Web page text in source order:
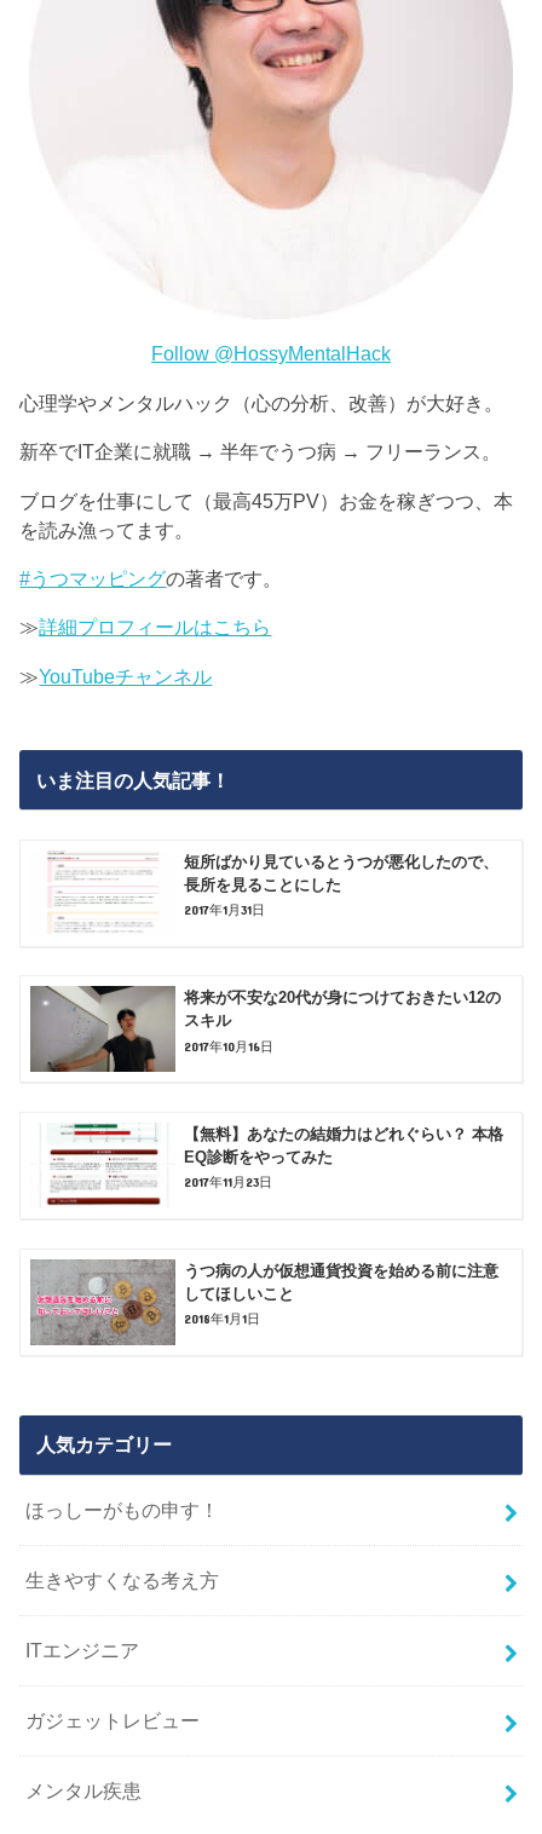
Follow @HossyMentalHack
心理学やメンタルハック（心の分析、改善）が大好き。
新卒でIT企業に就職 → 半年でうつ病 → フリーランス。
ブログを仕事にして（最高45万PV）お金を稼ぎつつ、本
を読み漁ってます。
#うつマッピングの著者です。
≫詳細プロフィールはこちら
≫YouTubeチャンネル
いま注目の人気記事！
短所ばかり見ているとうつが悪化したので、
長所を見ることにした
2017年1月31日
将来が不安な20代が身につけておきたい12の
スキル
2017年10月16日
【無料】あなたの結婚力はどれぐらい？ 本格
EQ診断をやってみた
2017年11月23日
うつ病の人が仮想通貨投資を始める前に注意
してほしいこと
2018年1月1日
人気カテゴリー
ほっしーがもの申す！
生きやすくなる考え方
ITエンジニア
ガジェットレビュー
メンタル疾患